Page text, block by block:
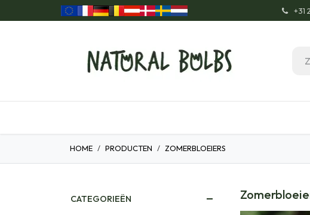
Overslaan naar inhoud ͏+31
HOME PRODUCTEN ZOMERBLOEIERS
CATEGORIEËN